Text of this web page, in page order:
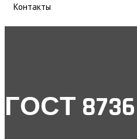
Контакты
ГОСТ